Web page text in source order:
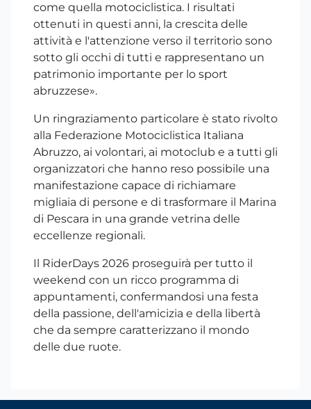
come quella motociclistica. I risultati
ottenuti in questi anni, la crescita delle
attività e l'attenzione verso il territorio sono
sotto gli occhi di tutti e rappresentano un
patrimonio importante per lo sport
abruzzese».
Un ringraziamento particolare è stato rivolto
alla Federazione Motociclistica Italiana
Abruzzo, ai volontari, ai motoclub e a tutti gli
organizzatori che hanno reso possibile una
manifestazione capace di richiamare
migliaia di persone e di trasformare il Marina
di Pescara in una grande vetrina delle
eccellenze regionali.
Il RiderDays 2026 proseguirà per tutto il
weekend con un ricco programma di
appuntamenti, confermandosi una festa
della passione, dell'amicizia e della libertà
che da sempre caratterizzano il mondo
delle due ruote.